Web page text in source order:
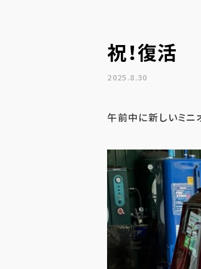
祝！復活
2025.8.30
午前中に新しいミニ